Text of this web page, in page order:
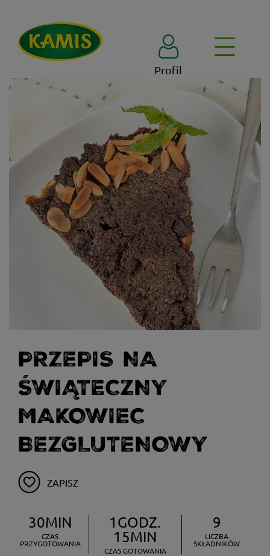
Profil
PRZEPIS NA
ŚWIĄTECZNY
MAKOWIEC
BEZGLUTENOWY
ZAPISZ
30MIN
CZAS
PRZYGOTOWANIA
1GODZ.
15MIN
CZAS GOTOWANIA
9
LICZBA
SKŁADNIKÓW